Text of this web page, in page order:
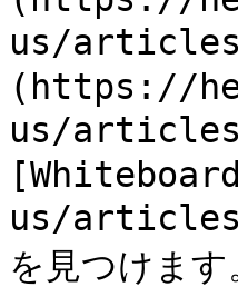
us/articles/
(https://
us/articles/
us/articles/
を見つけます